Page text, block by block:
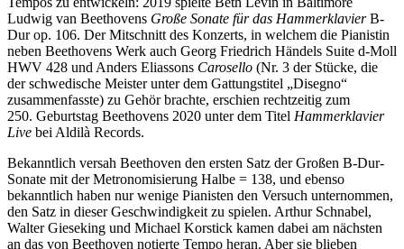
Ludwig van Beethovens Große Sonate für das HammerklavierB-
Dur op. 106. Der Mitschnitt des Konzerts, in welchem die Pianistin
neben Beethovens Werk auch Georg Friedrich Händels Suite d-Moll
HWV 428 und Anders Eliassons Carosello (Nr. 3 der Stücke, die
der schwedische Meister unter dem Gattungstitel „Disegno“
zusammenfasste) zu Gehör brachte, erschien rechtzeitig zum
250. Geburtstag Beethovens 2020 unter dem Titel Hammerklavier
Live bei Aldilà Records.
Bekanntlich versah Beethoven den ersten Satz der Großen B-Dur-
Sonate mit der Metronomisierung Halbe = 138, und ebenso
bekanntlich haben nur wenige Pianisten den Versuch unternommen,
den Satz in dieser Geschwindigkeit zu spielen. Arthur Schnabel,
Walter Gieseking und Michael Korstick kamen dabei am nächsten
an das von Beethoven notierte Tempo heran. Aber sie blieben